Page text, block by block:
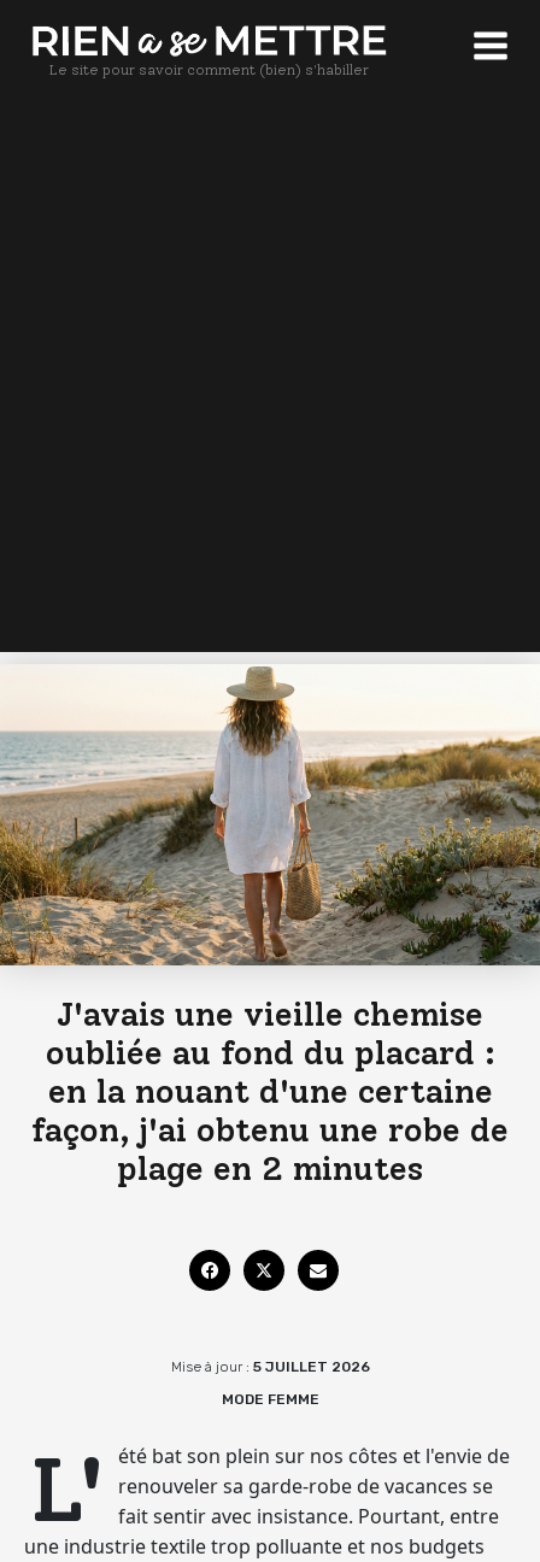
Le site pour savoir comment (bien) s'habiller
J'avais une vieille chemise
oubliée au fond du placard :
en la nouant d'une certaine
façon, j'ai obtenu une robe de
plage en 2 minutes
Mise à jour : 5 JUILLET 2026
MODE FEMME
L'
été bat son plein sur nos côtes et l'envie de
renouveler sa garde-robe de vacances se
fait sentir avec insistance. Pourtant, entre
une industrie textile trop polluante et nos budgets